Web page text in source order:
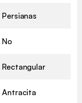
Persianas
No
Rectangular
Antracita